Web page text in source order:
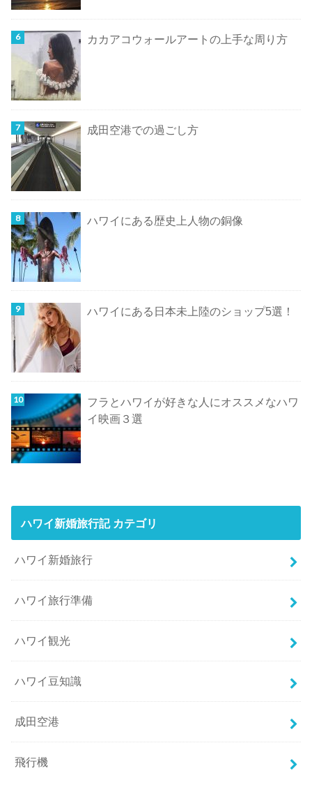
カカアコウォールアートの上手な周り方
成田空港での過ごし方
ハワイにある歴史上人物の銅像
ハワイにある日本未上陸のショップ5選！
フラとハワイが好きな人にオススメなハワ
イ映画３選
ハワイ新婚旅行記 カテゴリ
ハワイ新婚旅行
ハワイ旅行準備
ハワイ観光
ハワイ豆知識
成田空港
飛行機